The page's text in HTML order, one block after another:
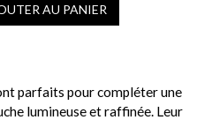
AU PANIER
parfaits pour compléter une
lumineuse et raffinée. Leur